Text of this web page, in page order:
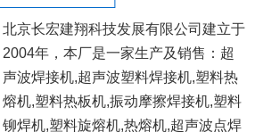
北京长宏建翔科技发展有限公司建立于
2004年，本厂是一家生产及销售：超
声波焊接机,超声波塑料焊接机,塑料热
熔机,塑料热板机,振动摩擦焊接机,塑料
铆焊机,塑料旋熔机,热熔机,超声波点焊